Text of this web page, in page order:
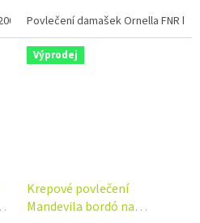
70x90 cm
Povlečení damašek Ornella FNR
Výprodej
Krepové povlečení
Mandevila bordó na